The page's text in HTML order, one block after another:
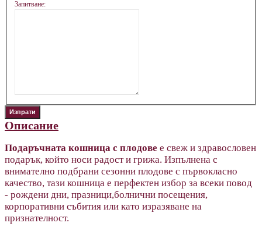
Запитване:
Описание
Подаръчната кошница с плодове е свеж и здравословен
подарък, който носи радост и грижа. Изпълнена с
внимателно подбрани сезонни плодове с първокласно
качество, тази кошница е перфектен избор за всеки повод
- рождени дни, празници,болнични посещения,
корпоративни събития или като изразяване на
признателност.